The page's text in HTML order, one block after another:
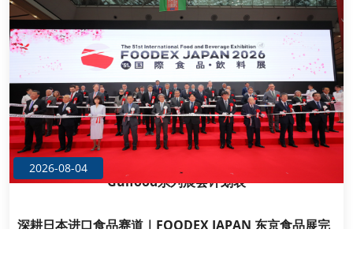
2026-08-04
深耕日本进口食品赛道｜FOODEX JAPAN 东京食品展完
主题展会
Gulfood系列展会计划表